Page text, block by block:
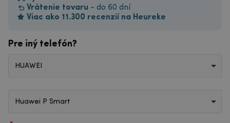
Vrátenie tovaru - do 60 dní
Viac ako 11.300 recenzií na Heureke
Pre iný telefón?
HUAWEI
Huawei P Smart